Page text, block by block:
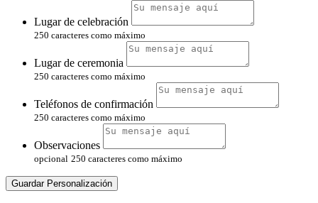
Lugar de celebración
250 caracteres como máximo
Lugar de ceremonia
250 caracteres como máximo
Teléfonos de confirmación
250 caracteres como máximo
Observaciones
opcional 250 caracteres como máximo
Guardar Personalización